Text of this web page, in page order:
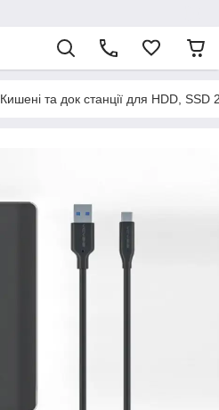
Кишені та док станції для HDD, SSD